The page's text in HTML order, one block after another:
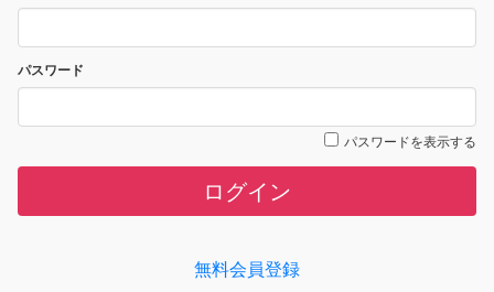
パスワード
パスワードを表示する
ログイン
無料会員登録